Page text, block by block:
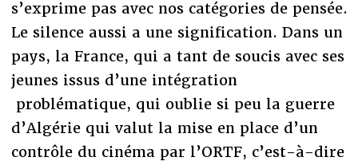
s’exprime pas avec nos catégories de pensée.
Le silence aussi a une signification. Dans un
pays, la France, qui a tant de soucis avec ses
jeunes issus d’une intégration
problématique, qui oublie si peu la guerre
d’Algérie qui valut la mise en place d’un
contrôle du cinéma par l’ORTF, c’est-à-dire